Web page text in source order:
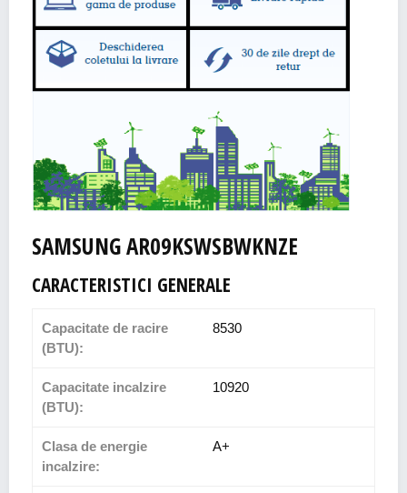
SAMSUNG AR09KSWSBWKNZE
CARACTERISTICI GENERALE
Capacitate de racire
(BTU):
8530
Capacitate incalzire
(BTU):
10920
Clasa de energie
incalzire:
A+